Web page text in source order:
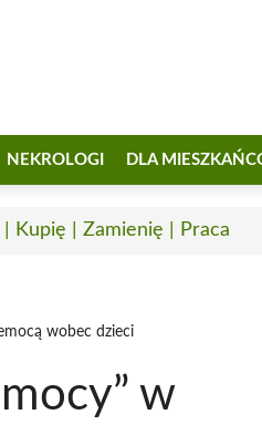
NEKROLOGI DLA
Kupię | Zamienię | Praca
wobec dzieci
w